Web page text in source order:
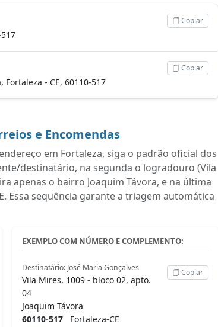
Copiar
- CE, 60110-517
Copiar
e Encomendas
em Fortaleza, siga o padrão oficial dos
destinatário, na segunda o logradouro (Vila
apenas o bairro Joaquim Távora, e na última
Essa sequência garante a triagem automática
EXEMPLO COM NÚMERO E COMPLEMENTO:
Destinatário: José Maria Gonçalves
Vila Mires, 1009 - bloco 02, apto.
04
Joaquim Távora
60110-517 Fortaleza-CE
Copiar